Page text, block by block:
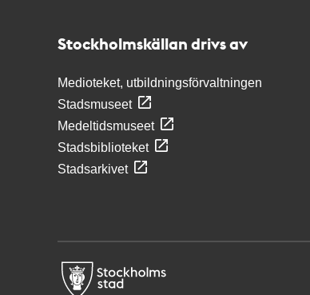
Stockholmskällan drivs av
Medioteket, utbildningsförvaltningen
Stadsmuseet
Medeltidsmuseet
Stadsbiblioteket
Stadsarkivet